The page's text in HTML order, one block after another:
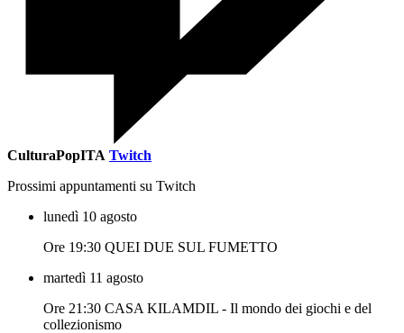
CulturaPopITA Twitch
Prossimi appuntamenti su Twitch
lunedì 10 agosto
Ore 19:30 QUEI DUE SUL FUMETTO
martedì 11 agosto
Ore 21:30 CASA KILAMDIL - Il mondo dei giochi e del
collezionismo